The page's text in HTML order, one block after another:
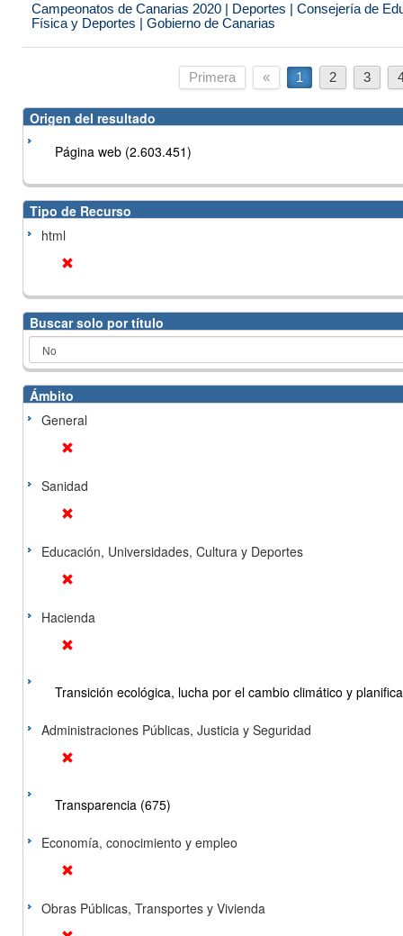
Campeonatos de Canarias 2020 | Deportes | Consejería de
Física y Deportes | Gobierno de Canarias
Primera « 1 2 3
Origen del resultado
Página web (2.603.451)
Tipo de Recurso
html
Buscar solo por título
Ámbito
General
Sanidad
Educación, Universidades, Cultura y Deportes
Hacienda
Transición ecológica, lucha por el cambio climático y
Administraciones Públicas, Justicia y Seguridad
Transparencia (675)
Economía, conocimiento y empleo
Obras Públicas, Transportes y Vivienda